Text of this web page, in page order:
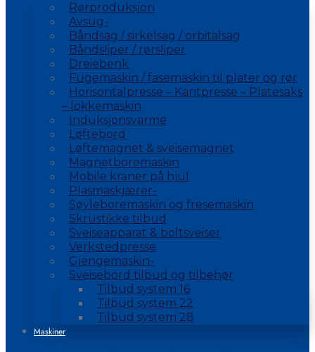
Rørproduksjon
Avsug-
Båndsag / sirkelsag / orbitalsag
Båndsliper / rørsliper
Dreiebenk
Fugemaskin / fasemaskin til plater og rør
Horisontalpresse – Kantpresse – Platesaks
– lokkemaskin
Induksjonsvarme
Løftebord
Løftemagnet & sveisemagnet
Magnetboremaskin
Mobile kraner på hjul
Plasmaskjærer-
Søyleboremaskin og fresemaskin
Skrustikke tilbud
Sveiseapparat & boltsveiser
Verkstedpresse
Gjengemaskin-
Sveisebord tilbud og tilbehør
Tilbud system 16
Tilbud system 22
Tilbud system 28
Maskiner